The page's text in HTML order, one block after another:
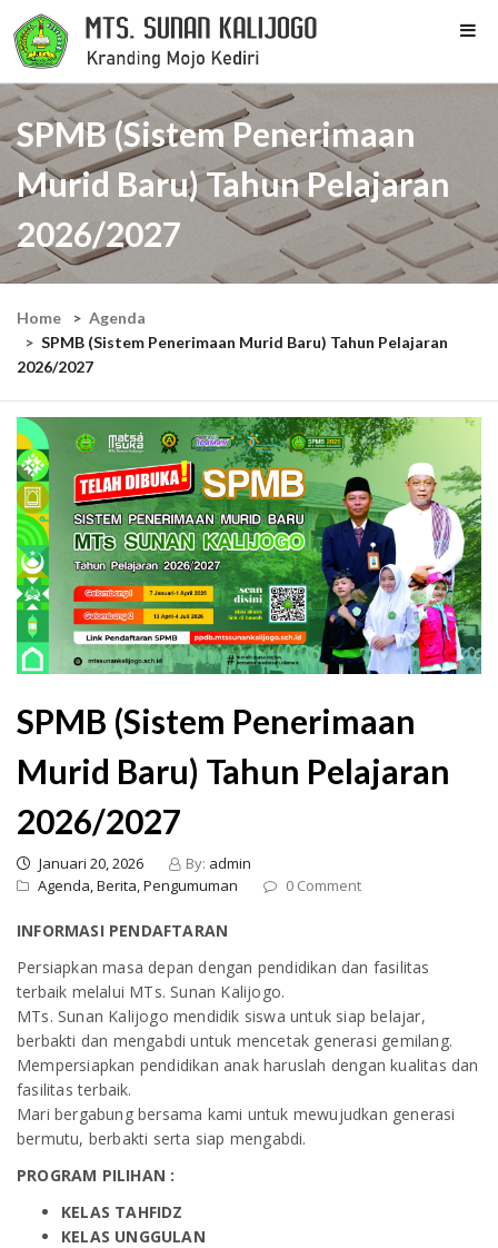
Home
Agenda
SPMB (Sistem Penerimaan Murid Baru) Tahun Pelajaran
2026/2027
SPMB (Sistem Penerimaan
Murid Baru) Tahun Pelajaran
2026/2027
SPMB (Sistem Penerimaan
Murid Baru) Tahun Pelajaran
2026/2027
Januari 20, 2026 By: admin
Agenda,Berita,Pengumuman 0 Comment
INFORMASI PENDAFTARAN
Persiapkan masa depan dengan pendidikan dan fasilitas
terbaik melalui MTs. Sunan Kalijogo.
MTs. Sunan Kalijogo mendidik siswa untuk siap belajar,
berbakti dan mengabdi untuk mencetak generasi gemilang.
Mempersiapkan pendidikan anak haruslah dengan kualitas dan
fasilitas terbaik.
Mari bergabung bersama kami untuk mewujudkan generasi
bermutu, berbakti serta siap mengabdi.
PROGRAM PILIHAN :
KELAS TAHFIDZ
KELAS UNGGULAN